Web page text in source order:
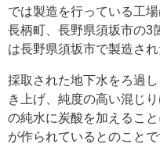
では製造を行っている工
長柄町、長野県須坂市の3
は長野県須坂市で製造され
採取された地下水をろ過
き上げ、純度の高い混じ
の純水に炭酸を加えるこ
が作られているとのことで